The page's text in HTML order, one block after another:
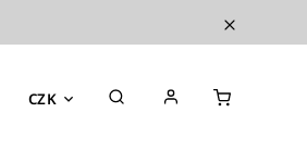
CZK
TRÉNINKOVÉ POMŮCKY